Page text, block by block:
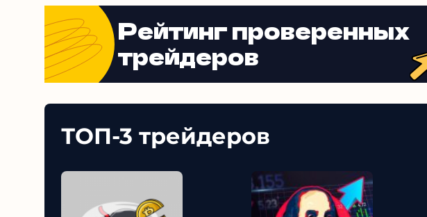
Рейтинг проверенных
трейдеров
ТОП-3 трейдеров